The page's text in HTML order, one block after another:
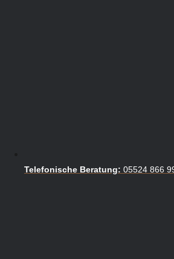
Telefonische Beratung: 05524 866